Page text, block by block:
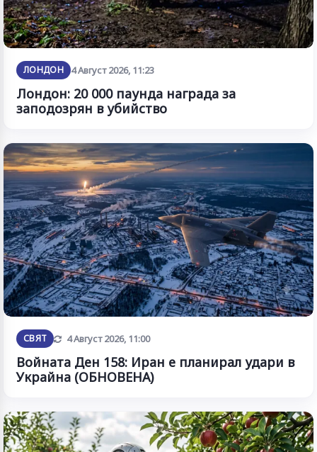
ЛОНДОН 4 Август 2026, 11:23
Лондон: 20 000 паунда награда за
заподозрян в убийство
СВЯТ Обновена
4 Август 2026, 11:00
Войната Ден 158: Иран е планирал удари в
Украйна (ОБНОВЕНА)